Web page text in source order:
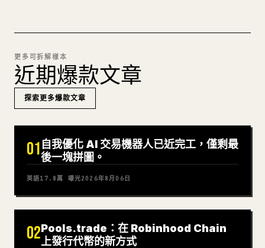
更多可拆解樣本
近期爆款文章
探索更多爆款文章
01 自我優化 AI 交易機器人已近完工，僅剩最
後一塊拼圖。
英語17.8萬 曝光2026年8月06日
02Pools.trade：在 Robinhood Chain
上發行代幣的新方式